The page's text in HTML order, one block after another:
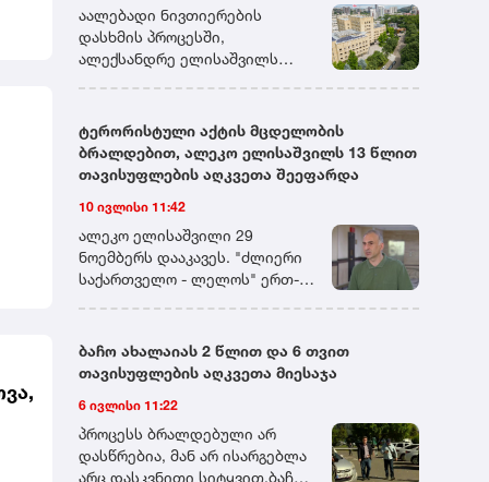
დადგენილ ვადაში მიმართავს.
აალებადი ნივთიერების
დასხმის პროცესში,
ალექსანდრე ელისაშვილს
მიუსწრეს. ერთ-ერთი
მანდატურის დანახვისთანავე,
ალექსანდრე ელისაშვილი
ცემა. დაკავების პროცესში,
მანდატურის სამსახურის სამი
თანამშრომელი ცდილობდა
ალექსანდრე ელისაშვილის
ცეცხლის წაკიდების
საშუალების მოსპობას და
განიარაღებას. თავდამსხმელი,
თავის მხრივ, ცდილობდა
ცეცხლსასროლი იარაღის
ამოღებას და გამოყენებას.
ალექსანდრე ელისაშვილმა
ტერორისტული აქტის მცდელობის
ბრალდებით, ალეკო ელისაშვილს 13 წლით
თავისუფლების აღკვეთა შეეფარდა
10 ივლისი 11:42
ალეკო ელისაშვილი 29
ნოემბერს დააკავეს. "ძლიერი
საქართველო - ლელოს" ერთ-
პროკურატურამ 30 ნოემბერს
ელისაშვილს თბილისის
ტერორისტული აქტის ჩადენის
მცდელობის ფაქტზე,
საქართველოს სისხლის
სამართლის კოდექსის 19-323-ე
ბაჩო ახალაიას 2 წლით და 6 თვით
თავისუფლების აღკვეთა მიესაჯა
6 ივლისი 11:22
პროცესს ბრალდებული არ
დასწრებია, მან არ ისარგებლა
არც დასკვნითი სიტყვით.ბაჩო